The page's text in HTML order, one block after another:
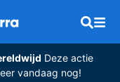
Deze actie
vandaag nog!